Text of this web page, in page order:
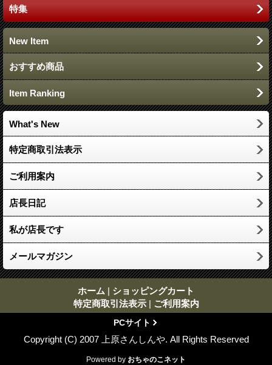
特集
New Item
おすすめ商品
Item Ranking
What's New
特定商取引法表示
ご利用案内
店長日記
私が店長です
メールマガジン
ホーム | ショッピングカート
特定商取引法表示 | ご利用案内
PCサイト
Copyright (C) 2007 上原さんしんや. All Rights Reserved
Powered by おちゃのこネット